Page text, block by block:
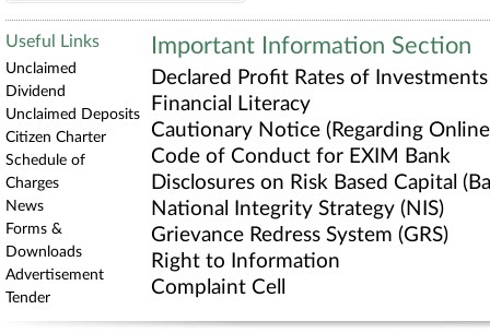
Useful Links
Unclaimed
Dividend
Unclaimed Deposits
Citizen Charter
Schedule of
Charges
News
Forms &
Downloads
Advertisement
Tender
Important Information Section
Declared Profit Rates of Investments
Financial Literacy
Cautionary Notice (Regarding
Code of Conduct for EXIM Bank
Disclosures on Risk Based Capital
National Integrity Strategy (NIS)
Grievance Redress System (GRS)
Right to Information
Complaint Cell